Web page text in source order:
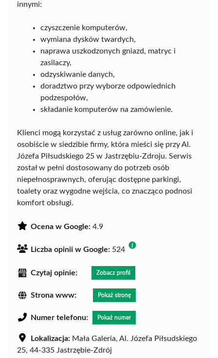
innymi:
czyszczenie komputerów,
wymiana dysków twardych,
naprawa uszkodzonych gniazd, matryc i
zasilaczy,
odzyskiwanie danych,
doradztwo przy wyborze odpowiednich
podzespołów,
składanie komputerów na zamówienie.
Klienci mogą korzystać z usług zarówno online, jak i
osobiście w siedzibie firmy, która mieści się przy Al.
Józefa Piłsudskiego 25 w Jastrzębiu-Zdroju. Serwis
został w pełni dostosowany do potrzeb osób
niepełnosprawnych, oferując dostępne parkingi,
toalety oraz wygodne wejścia, co znacząco podnosi
komfort obsługi.
Ocena w Google: 4.9
Liczba opinii w Google: 524
Czytaj opinie: Zobacz profil
Strona www: Pokaż stronę
Numer telefonu: Pokaż numer
Lokalizacja: Mała Galeria, Al. Józefa Piłsudskiego
25, 44-335 Jastrzębie-Zdrój